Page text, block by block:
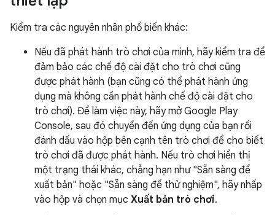
Kiểm tra các nguyên nhân phổ biến khác:
Nếu đã phát hành trò chơi của mình, hãy kiểm tra để
đảm bảo các chế độ cài đặt cho trò chơi cũng
được phát hành (bạn cũng có thể phát hành ứng
dụng mà không cần phát hành chế độ cài đặt cho
trò chơi). Để làm việc này, hãy mở Google Play
Console, sau đó chuyển đến ứng dụng của bạn rồi
đánh dấu vào hộp bên cạnh tên trò chơi để cho biết
trò chơi đã được phát hành. Nếu trò chơi hiển thị
một trạng thái khác, chẳng hạn như "Sẵn sàng để
xuất bản" hoặc "Sẵn sàng để thử nghiệm", hãy nhấp
vào hộp và chọn mục Xuất bản trò chơi.